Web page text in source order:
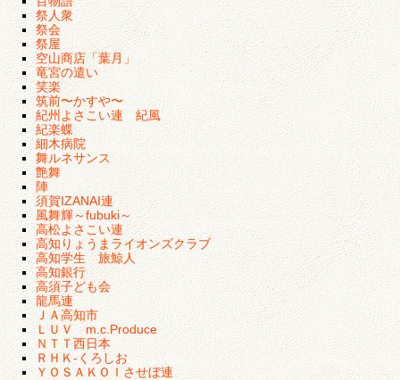
祭人衆
祭会
祭屋
空山商店「葉月」
竜宮の遣い
笑楽
筑前〜かすや〜
紀州よさこい連 紀風
紀楽蝶
細木病院
舞ルネサンス
艶舞
陣
須賀IZANAI連
風舞輝～fubuki～
高松よさこい連
高知りょうまライオンズクラブ
高知学生 旅鯨人
高知銀行
高須子ども会
龍馬連
ＪＡ高知市
ＬＵＶ m.c.Produce
ＮＴＴ西日本
ＲＨＫ‐くろしお
ＹＯＳＡＫＯＩさせぼ連